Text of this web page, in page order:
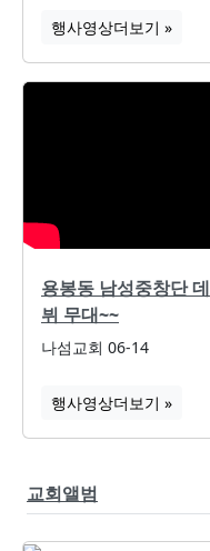
행사영상더보기 »
용봉동 남성중창단 데
뷔 무대~~
나섬교회 06-14
행사영상더보기 »
교회앨범